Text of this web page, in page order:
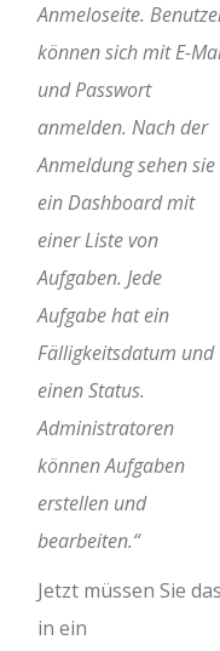
Anmeloseite.
können sich mit E-
und Passwort
anmelden. Nach der
Anmeldung sehen sie
ein Dashboard mit
einer Liste von
Aufgaben. Jede
Aufgabe hat ein
Fälligkeitsdatum und
einen Status.
Administratoren
können Aufgaben
erstellen und
bearbeiten.“
Jetzt müssen Sie das
in ein